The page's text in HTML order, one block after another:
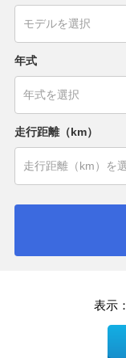
年式
走行距離（km）
表示：